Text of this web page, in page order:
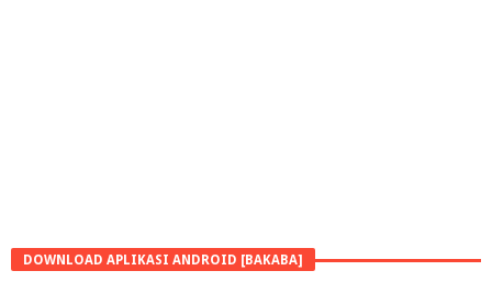
DOWNLOAD APLIKASI ANDROID [BAKABA]